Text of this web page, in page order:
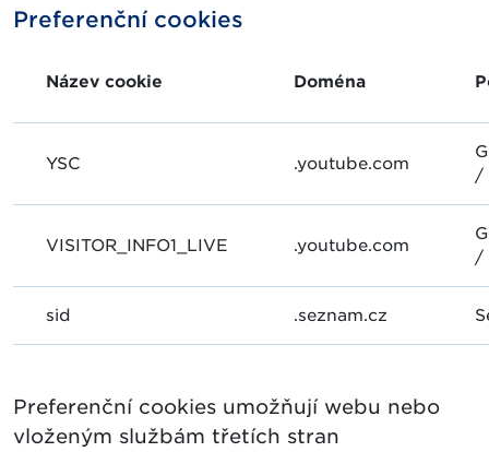
Preferenční cookies
Název cookie Doména
YSC .youtube.com
/
VISITOR_INFO1_LIVE .youtube.com
/
sid .seznam.cz
Preferenční cookies umožňují webu nebo
vloženým službám třetích stran